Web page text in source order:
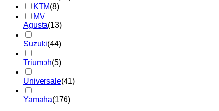
KTM(8)
MV
Agusta(13)
Suzuki(44)
Triumph(5)
Universale(41)
Yamaha(176)